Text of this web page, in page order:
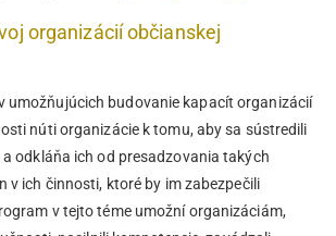
organizácií občianskej
umožňujúcich budovanie kapacít organizácií
núti organizácie k tomu, aby sa sústredili
a odkláňa ich od presadzovania takých
v ich činnosti, ktoré by im zabezpečili
v tejto téme umožní organizáciám,